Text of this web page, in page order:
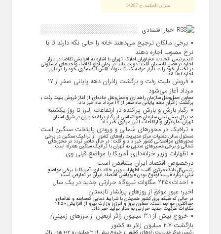
ميزان الحكمه، ح 14287
اخبار اقتصادی
برخی مالکان ترجیح می‌دهند خانه را خالی نگه دارند تا با
نرخ مصوب اجاره دهند
نایب‌رئیس اتحادیه مشاوران املاک تهران با اشاره به افزایش تقاضا در بازار
اجاره در فصل تابستان گفت: دولت باید در زمان اوج تقاضا، واحد‌های مسکونی
در اختیار خود را به بازار عرضه کند تا بتواند نقش تنظیم‌گری خود را در بازار
اجاره ایفا کند.
فروش بلیت رفت و برگشت زائران دهه پایانی صفر از ۱۷
مرداد آغاز می‌شود
معاون حمل‌ونقل سازمان راهداری وحمل‌و‌نقل جاده‌ای از آغاز فروش بلیت رفت و
برگشت زائران دهه پایانی ماه صفر از ۱۷ مرداد ماه خبر داد.
رگبار بارش و بارش پراکنده در ارتفاعات البرز تا روز یکشنبه
مدیرکل پیش بینی سازمان هواشناسی از رگبار پراکنده باران در شرق استان
تهران، مازندران و ارتفاعات البرز مرکزی خبر داد.
ترافیک در محورهای شمالی و ورودی پایتخت سنگین است
مسئول سالن عملیات مرکز مدیریت راه‌های کشور، از ترافیک سنگین در برخی
محورهای مواصلاتی کشور خبر داد و گفت: در حال حاضر تردد در محورهای
شمالی و برخی مسیرهای منتهی به تهران با ترافیک سنگین همراه است.
اظهارات وزیر خزانه‌داری آمریکا با مواضع قبلی وی
درخصوص اقتصاد ایران متناقض است
رئیس‌کل بانک مرکزی گفت: اظهارات وزیر خانه داری آمریکا با برخی مواضع
قبلی درباره قریب‌الوقوع بودن فروپاشی اقتصاد ایران در تعارض است.
احداث۲۴۵۰ مگاوات نیروگاه حرارتی جدید در یک سال
اخیر؛ عبور موفق از روز‌های پرفشار تابستان
در حالی که شبکه برق کشور همچنان با شرایط دمایی کم‌سابقه و تقاضای
حداکثری مواجه است، معاون برق و انرژی وزارت نیرو از افزایش ۲۴۵۰
مگاوات ظرفیت جدید حرارتی به مدار تولید خبر داد.
خروج بیش از ۳.۱ میلیون زائر اربعین از مرزهای زمینی/
بازگشت ۲.۷ میلیون زائر به کشور
رئیس مرکز مدیریت راه‌های کشور از خروج بیش از ۳ میلیون و ۱۰۲ هزار زائر